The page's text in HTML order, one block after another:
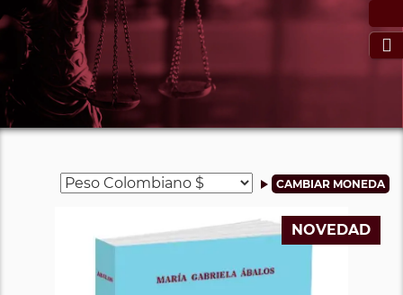

NOVEDAD